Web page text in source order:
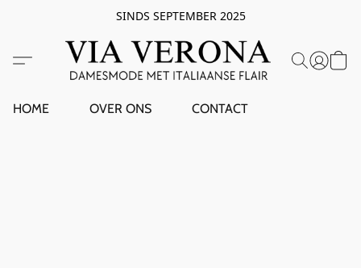
SINDS SEPTEMBER 2025
HOME OVER ONS CONTACT